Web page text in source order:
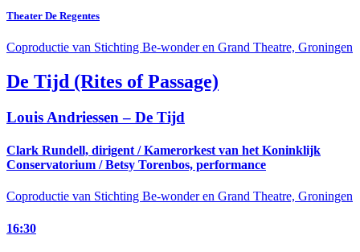
Theater De Regentes
Coproductie van Stichting Be-wonder en Grand Theatre, Groningen
De Tijd (Rites of Passage)
Louis Andriessen – De Tijd
Clark Rundell, dirigent / Kamerorkest van het Koninklijk
Conservatorium / Betsy Torenbos, performance
Coproductie van Stichting Be-wonder en Grand Theatre, Groningen
16:30